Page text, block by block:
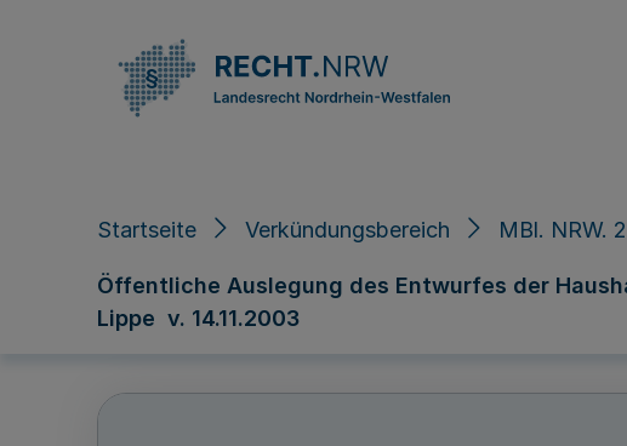
Startseite Verkündungsbereich MBl. NRW.
Öffentliche Auslegung des Entwurfes der
Lippe v. 14.11.2003